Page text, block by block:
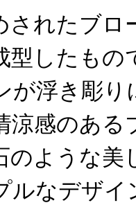
されたブロ
型したもの
が浮き彫
涼感のある
のような美
ルなデザ